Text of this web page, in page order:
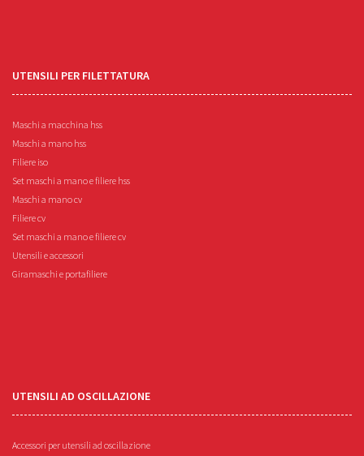
UTENSILI PER FILETTATURA
Maschi a macchina hss
Maschi a mano hss
Filiere iso
Set maschi a mano e filiere hss
Maschi a mano cv
Filiere cv
Set maschi a mano e filiere cv
Utensili e accessori
Giramaschi e portafiliere
UTENSILI AD OSCILLAZIONE
Accessori per utensili ad oscillazione